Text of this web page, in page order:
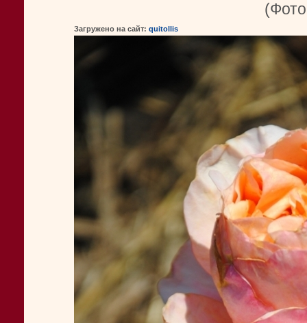
Загружено на сайт: quitollis